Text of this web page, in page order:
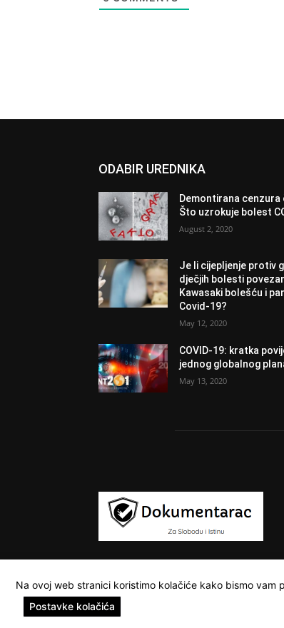
ODABIR UREDNIKA
Demontirana cenzura
Što uzrokuje bolest
August 2, 2020
Je li cijepljenje protiv
dječjih bolesti
Kawasaki bolešću i
Covid-19?
May 12, 2020
COVID-19: kratka
jednog globalnog
May 13, 2020
© Dokumentarac || Sva prava pridržana.
Na ovoj web stranici koristimo kolačiće kako bismo
Postavke kolačića